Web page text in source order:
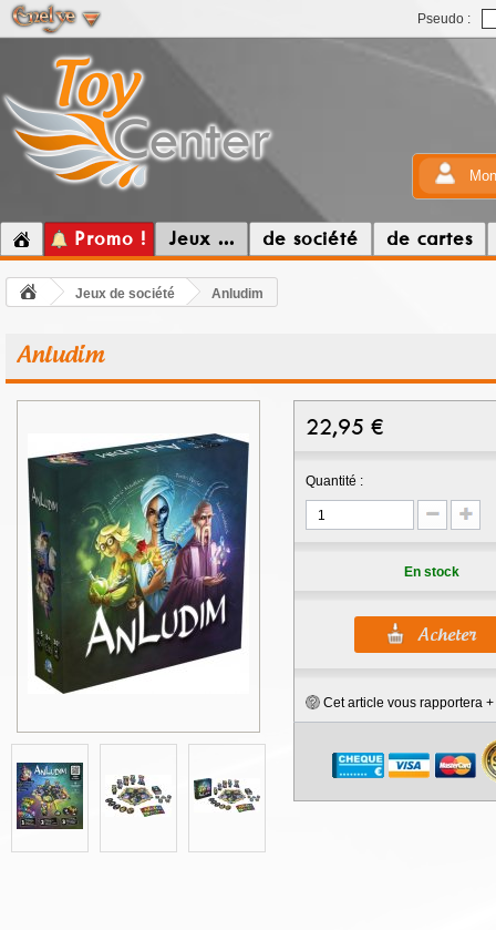
Pseudo :
Promo ! Jeux ... de société de cartes
Jeux de société Anludim
Anludim
22,95 €
Quantité :
En stock
Cet article vous rapportera +